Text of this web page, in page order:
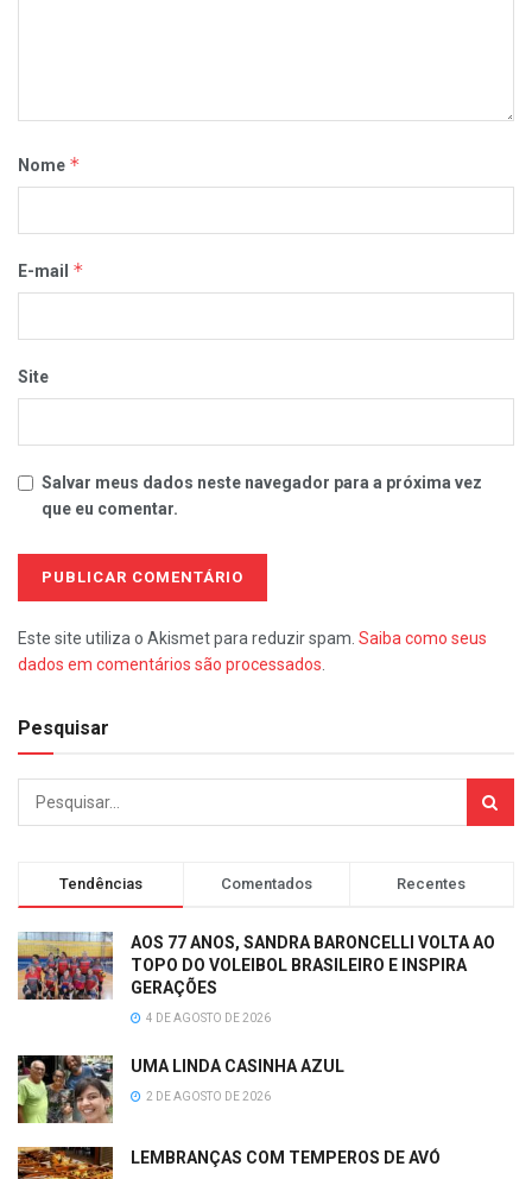
Nome *
E-mail *
Site
Salvar meus dados neste navegador para a próxima vez
que eu comentar.
Este site utiliza o Akismet para reduzir spam. Saiba como seus
dados em comentários são processados.
Pesquisar
Tendências Comentados Recentes
AOS 77 ANOS, SANDRA BARONCELLI VOLTA AO
TOPO DO VOLEIBOL BRASILEIRO E INSPIRA
GERAÇÕES
4 DE AGOSTO DE 2026
UMA LINDA CASINHA AZUL
2 DE AGOSTO DE 2026
LEMBRANÇAS COM TEMPEROS DE AVÓ